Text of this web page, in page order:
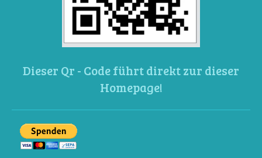
Dieser Qr - Code führt direkt zur dieser
Homepage!